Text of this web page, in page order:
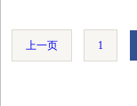
上一页 1